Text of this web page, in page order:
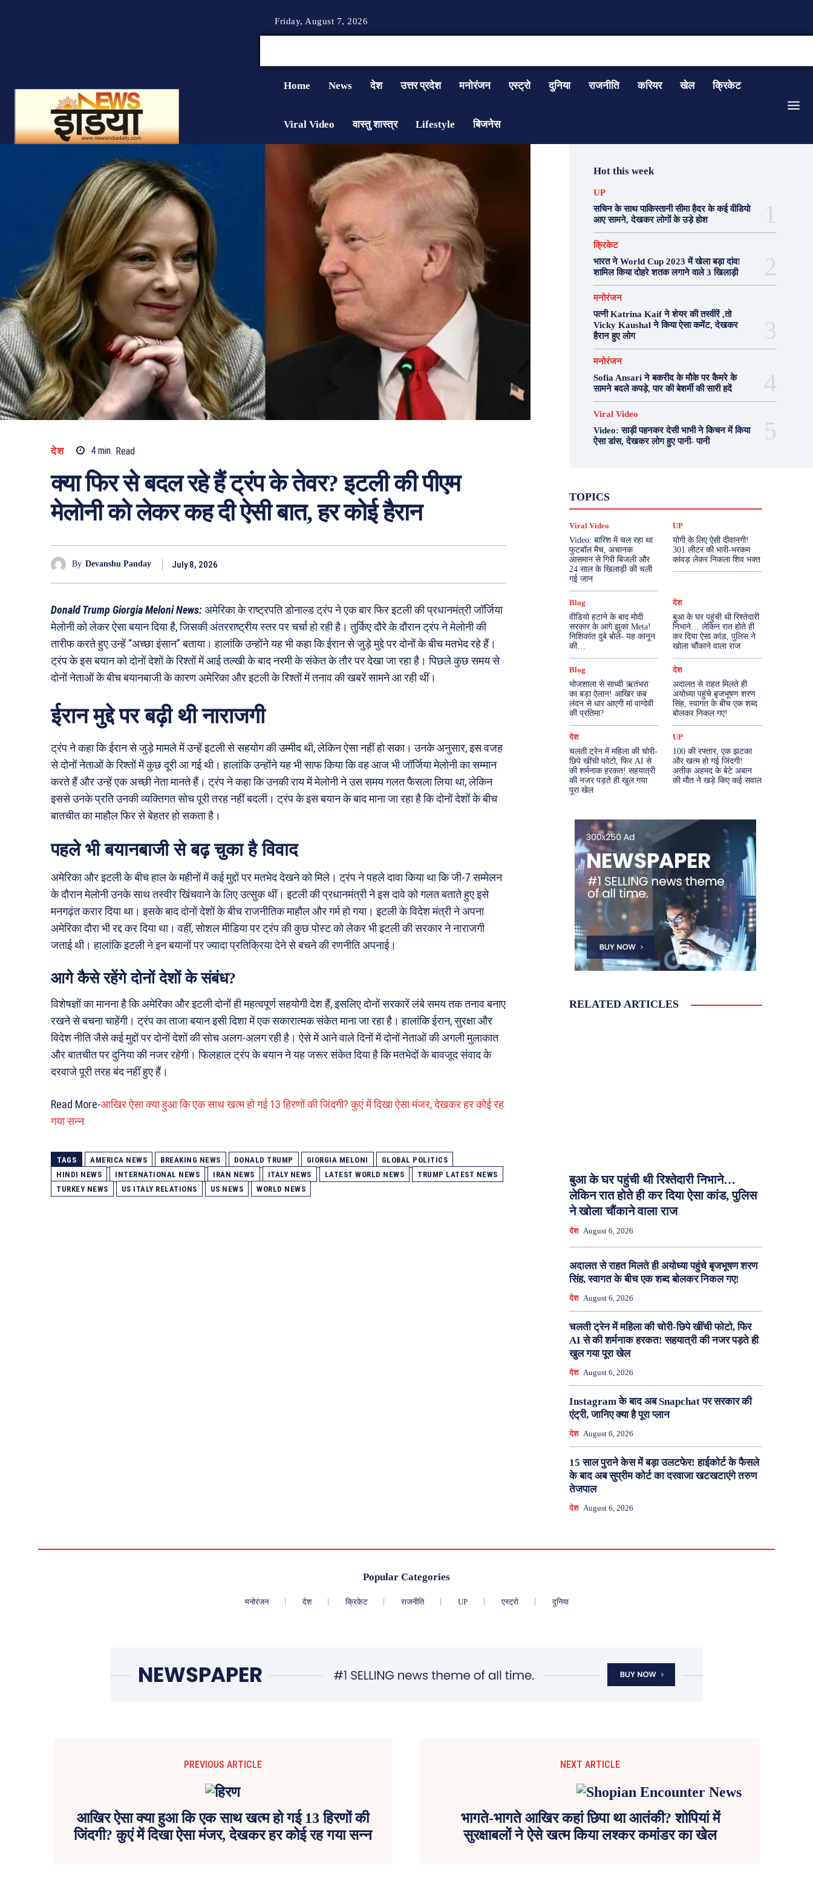
Friday, August 7, 2026
Home News देश उत्तर प्रदेश मनोरंजन एस्ट्रो दुनिया राजनीति करियर खेल क्रिकेट
Viral Video वास्तु शास्त्र Lifestyle बिजनेस
देश 4 min. Read
क्या फिर से बदल रहे हैं ट्रंप के तेवर? इटली की पीएम
मेलोनी को लेकर कह दी ऐसी बात, हर कोई हैरान
By Devanshu Panday July 8, 2026
Donald Trump Giorgia Meloni News:अमेरिका के राष्ट्रपति डोनाल्ड ट्रंप ने एक बार फिर इटली की प्रधानमंत्री जॉर्जिया
मेलोनी को लेकर ऐसा बयान दिया है, जिसकी अंतरराष्ट्रीय स्तर पर चर्चा हो रही है। तुर्किए दौरे के दौरान ट्रंप ने मेलोनी की
तारीफ करते हुए उन्हें “अच्छा इंसान” बताया। हालांकि उन्होंने यह भी कहा कि ईरान से जुड़े मुद्दे पर दोनों के बीच मतभेद रहे हैं।
ट्रंप के इस बयान को दोनों देशों के रिश्तों में आई तल्खी के बाद नरमी के संकेत के तौर पर देखा जा रहा है। पिछले कुछ समय से
दोनों नेताओं के बीच बयानबाजी के कारण अमेरिका और इटली के रिश्तों में तनाव की खबरें सामने आ रही थीं।
ईरान मुद्दे पर बढ़ी थी नाराजगी
ट्रंप ने कहा कि ईरान से जुड़े मामले में उन्हें इटली से सहयोग की उम्मीद थी, लेकिन ऐसा नहीं हो सका। उनके अनुसार, इस वजह
से दोनों नेताओं के रिश्तों में कुछ दूरी आ गई थी। हालांकि उन्होंने यह भी साफ किया कि वह आज भी जॉर्जिया मेलोनी का सम्मान
करते हैं और उन्हें एक अच्छी नेता मानते हैं। ट्रंप ने कहा कि उनकी राय में मेलोनी ने उस समय गलत फैसला लिया था, लेकिन
इससे उनके प्रति उनकी व्यक्तिगत सोच पूरी तरह नहीं बदली। ट्रंप के इस बयान के बाद माना जा रहा है कि दोनों देशों के बीच
बातचीत का माहौल फिर से बेहतर हो सकता है।
पहले भी बयानबाजी से बढ़ चुका है विवाद
अमेरिका और इटली के बीच हाल के महीनों में कई मुद्दों पर मतभेद देखने को मिले। ट्रंप ने पहले दावा किया था कि जी-7 सम्मेलन
के दौरान मेलोनी उनके साथ तस्वीर खिंचवाने के लिए उत्सुक थीं। इटली की प्रधानमंत्री ने इस दावे को गलत बताते हुए इसे
मनगढ़ंत करार दिया था। इसके बाद दोनों देशों के बीच राजनीतिक माहौल और गर्म हो गया। इटली के विदेश मंत्री ने अपना
अमेरिका दौरा भी रद्द कर दिया था। वहीं, सोशल मीडिया पर ट्रंप की कुछ पोस्ट को लेकर भी इटली की सरकार ने नाराजगी
जताई थी। हालांकि इटली ने इन बयानों पर ज्यादा प्रतिक्रिया देने से बचने की रणनीति अपनाई।
आगे कैसे रहेंगे दोनों देशों के संबंध?
विशेषज्ञों का मानना है कि अमेरिका और इटली दोनों ही महत्वपूर्ण सहयोगी देश हैं, इसलिए दोनों सरकारें लंबे समय तक तनाव बनाए
रखने से बचना चाहेंगी। ट्रंप का ताजा बयान इसी दिशा में एक सकारात्मक संकेत माना जा रहा है। हालांकि ईरान, सुरक्षा और
विदेश नीति जैसे कई मुद्दों पर दोनों देशों की सोच अलग-अलग रही है। ऐसे में आने वाले दिनों में दोनों नेताओं की अगली मुलाकात
और बातचीत पर दुनिया की नजर रहेगी। फिलहाल ट्रंप के बयान ने यह जरूर संकेत दिया है कि मतभेदों के बावजूद संवाद के
दरवाजे पूरी तरह बंद नहीं हुए हैं।
Read More-आखिर ऐसा क्या हुआ कि एक साथ खत्म हो गई 13 हिरणों की जिंदगी? कुएं में दिखा ऐसा मंजर, देखकर हर कोई रह
गया सन्न
TAGS AMERICA NEWS BREAKING NEWS DONALD TRUMP GIORGIA MELONI
GLOBAL POLITICS
HINDI NEWS
INTERNATIONAL NEWS IRAN NEWS ITALY NEWS LATEST WORLD NEWS
TRUMP LATEST NEWS
TURKEY NEWS
US ITALY RELATIONS US NEWS WORLD NEWS
Hot this week
UP
सचिन के साथ पाकिस्तानी सीमा हैदर के कई वीडियो
आए सामने, देखकर लोगों के उड़े होश
क्रिकेट
भारत ने World Cup 2023 में खेला बड़ा दांव!
शामिल किया दोहरे शतक लगाने वाले 3 खिलाड़ी
मनोरंजन
पत्नी Katrina Kaif ने शेयर की तस्वीरें ,तो
Vicky Kaushal ने किया ऐसा कमेंट, देखकर
हैरान हुए लोग
मनोरंजन
Sofia Ansari ने बकरीद के मौके पर कैमरे के
सामने बदले कपड़े, पार की बेशर्मी की सारी हदें
Viral Video
Video: साड़ी पहनकर देसी भाभी ने किचन में किया
ऐसा डांस, देखकर लोग हुए पानी- पानी
TOPICS
खेल
दुनिया
मनोरंजन
राजनीति वास्तु शास्त्र
More
Viral Video
Video: बारिश में चल रहा था
फुटबॉल मैच, अचानक
आसमान से गिरी बिजली और
24 साल के खिलाड़ी की चली
गई जान
UP
योगी के लिए ऐसी दीवानगी!
301 लीटर की भारी-भरकम
कांवड़ लेकर निकला शिव भक्त
Blog
वीडियो हटाने के बाद मोदी
सरकार के आगे झुका Meta!
निशिकांत दुबे बोले- यह कानून
की…
देश
बुआ के घर पहुंची थी रिश्तेदारी
निभाने… लेकिन रात होते ही
कर दिया ऐसा कांड, पुलिस ने
खोला चौंकाने वाला राज
Blog
भोजशाला से साध्वी ऋतंभरा
का बड़ा ऐलान! आखिर कब
लंदन से धार आएगी मां वाग्देवी
की प्रतिमा?
देश
अदालत से राहत मिलते ही
अयोध्या पहुंचे बृजभूषण शरण
सिंह, स्वागत के बीच एक शब्द
बोलकर निकल गए!
देश
चलती ट्रेन में महिला की चोरी-
छिपे खींची फोटो, फिर AI से
की शर्मनाक हरकत! सहयात्री
की नजर पड़ते ही खुल गया
पूरा खेल
UP
100 की रफ्तार, एक झटका
और खत्म हो गई जिंदगी!
अतीक अहमद के बेटे अबान
की मौत ने खड़े किए कई सवाल
RELATED ARTICLES
बुआ के घर पहुंची थी रिश्तेदारी निभाने…
लेकिन रात होते ही कर दिया ऐसा कांड, पुलिस
ने खोला चौंकाने वाला राज
देश August 6, 2026
अदालत से राहत मिलते ही अयोध्या पहुंचे बृजभूषण शरण
सिंह, स्वागत के बीच एक शब्द बोलकर निकल गए!
देश August 6, 2026
चलती ट्रेन में महिला की चोरी-छिपे खींची फोटो, फिर
AI से की शर्मनाक हरकत! सहयात्री की नजर पड़ते ही
खुल गया पूरा खेल
देश August 6, 2026
Instagram के बाद अब Snapchat पर सरकार की
एंट्री, जानिए क्या है पूरा प्लान
देश August 6, 2026
15 साल पुराने केस में बड़ा उलटफेर! हाईकोर्ट के फैसले
के बाद अब सुप्रीम कोर्ट का दरवाजा खटखटाएंगे तरुण
तेजपाल
देश August 6, 2026
Popular Categories
मनोरंजन देश क्रिकेट राजनीति UP एस्ट्रो दुनिया
PREVIOUS ARTICLE
आखिर ऐसा क्या हुआ कि एक साथ खत्म हो गई 13 हिरणों की
जिंदगी? कुएं में दिखा ऐसा मंजर, देखकर हर कोई रह गया सन्न
NEXT ARTICLE
भागते-भागते आखिर कहां छिपा था आतंकी? शोपियां में
सुरक्षाबलों ने ऐसे खत्म किया लश्कर कमांडर का खेल